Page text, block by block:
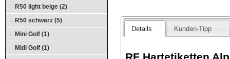
R50 light beige (2)
R50 schwarz (5)
Mini Golf (1)
Midi Golf (1)
Details Kunden-Tipp
RF Hartetiketten